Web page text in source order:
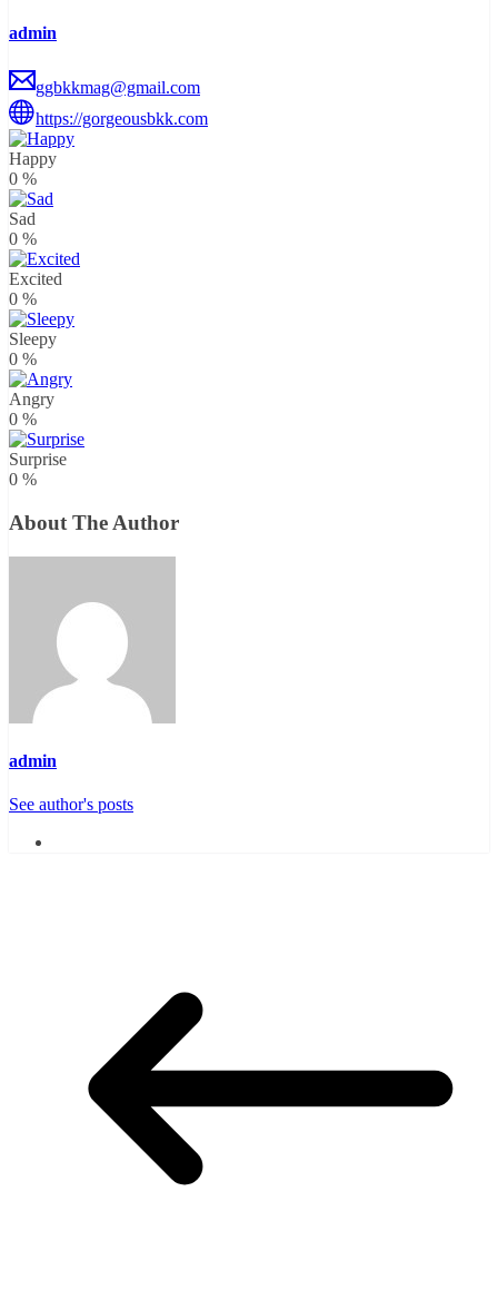
admin
ggbkkmag@gmail.com
https://gorgeousbkk.com
Happy
0 %
Sad
0 %
Excited
0 %
Sleepy
0 %
Angry
0 %
Surprise
0 %
About The Author
admin
See author's posts